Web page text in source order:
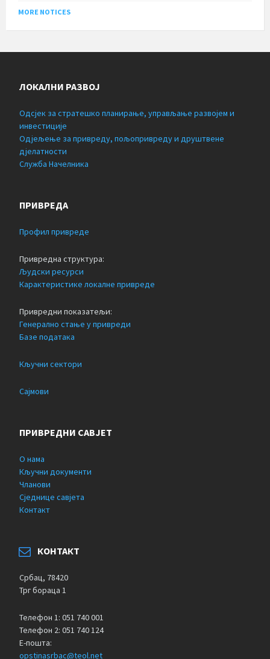
MORE NOTICES
ЛОКАЛНИ РАЗВОЈ
Одсјек за стратешко планирање, управљање развојем и
инвестиције
Одјељење за привреду, пољопривреду и друштвене
дјелатности
Служба Начелника
ПРИВРЕДА
Профил привреде
Привредна структура:
Људски ресурси
Карактеристике локалне привреде
Привредни показатељи:
Генерално стање у привреди
Базе података
Кључни сектори
Сајмови
ПРИВРЕДНИ САВЈЕТ
О нама
Кључни документи
Чланови
Сједнице савјета
Контакт
КОНТАКТ
Србац, 78420
Трг бораца 1
Телефон 1: 051 740 001
Телефон 2: 051 740 124
Е-пошта:
opstinasrbac@teol.net